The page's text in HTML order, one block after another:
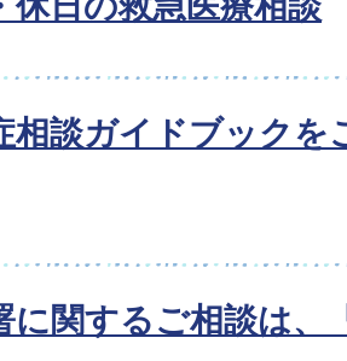
相談ガイドブックを
に関するご相談は、